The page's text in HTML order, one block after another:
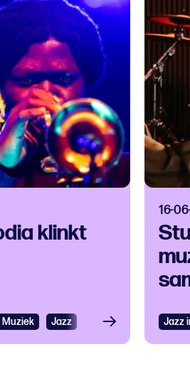
klinkt
Muziek Jazz
16-
Jazz